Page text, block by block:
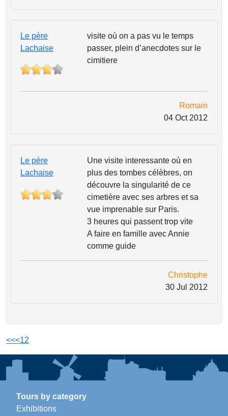
Le père
Lachaise
visite où on a pas vu le temps
passer, plein d’anecdotes sur le
cimitiere
Romain
04 Oct 2012
Le père
Lachaise
Une visite interessante où en
plus des tombes célèbres, on
découvre la singularité de ce
cimetière avec ses arbres et sa
vue imprenable sur Paris.
3 heures qui passent trop vite
A faire en famille avec Annie
comme guide
Christophe
30 Jul 2012
<<<12
Tours by category
Exhibitions